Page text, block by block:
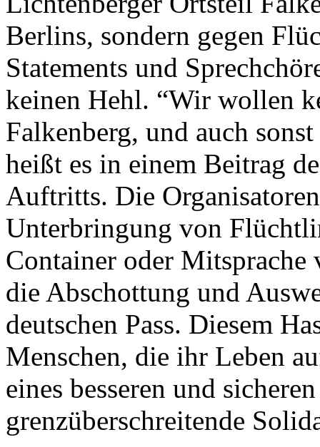
Berlins, sondern gegen
Statements und
keinen Hehl. “Wir wollen
Falkenberg, und auch
heißt es in einem Beitrag
Auftritts. Die
Unterbringung von
Container oder Mitsprache
die Abschottung und
deutschen Pass. Diesem
Menschen, die ihr Leben
eines besseren und
grenzüberschreitende